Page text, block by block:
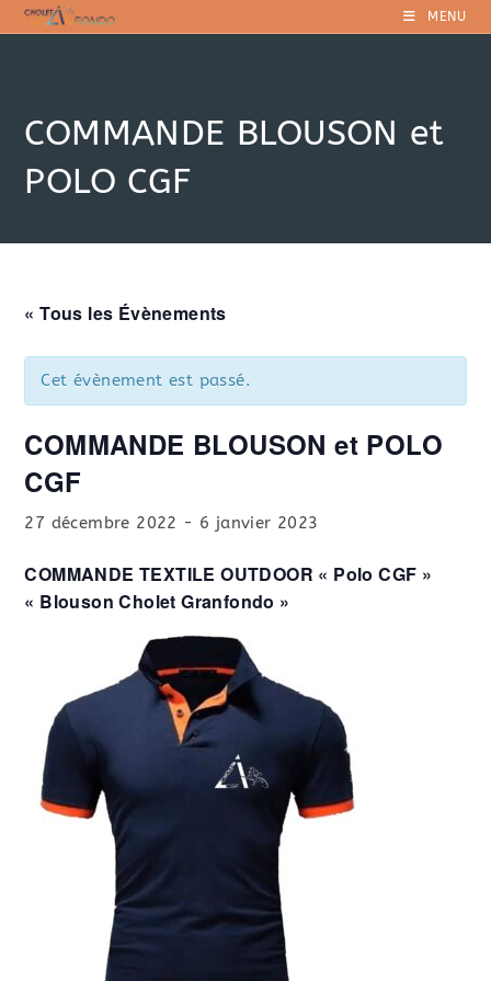
Skip
to
MENU
COMMANDE BLOUSON et
POLO CGF
« Tous les Évènements
Cet évènement est passé.
COMMANDE BLOUSON et POLO
CGF
27 décembre 2022 - 6 janvier 2023
COMMANDE TEXTILE OUTDOOR « Polo CGF »
« Blouson Cholet Granfondo »